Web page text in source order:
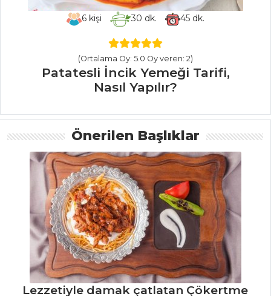
Etli Marul
Sarması Tarifi, Nasıl
Sebze Yemekleri
Tüm Tarifleri
ET YEMEKLERI
Tarifi, Nasıl Yapılır?
Kavurma Tarifi,
Nasıl Yapılır?
Terbiyeli Etli ve
Nohutlu Kereviz
Tarifi, Nasıl Yapılır?
Et Yemekleri Tüm
Tarifleri
6 kişi 30 dk. 45dk.
(Ortalama Oy: 5.0 Oy veren: 2)
Patatesli İncik Yemeği Tarifi,
Nasıl Yapılır?
Önerilen Başlıklar
Lezzetiyle damak çatlatan Çökertme